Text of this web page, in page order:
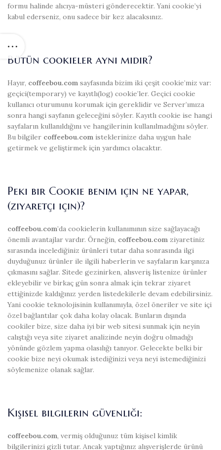
formu halinde alıcıya-müsteri gönderecektir. Yani cookie’yi
kabul ederseniz, onu sadece bir kez alacaksınız.
Bütün cookieler aynı mıdır?
Hayır, coffeebou.com sayfasında bizim iki çeşit cookie’miz var:
geçici(temporary) ve kayıtlı(log) cookie’ler. Geçici cookie
kullanıcı oturumunu korumak için gereklidir ve Server’ımıza
sonra hangi sayfanın geleceğini söyler. Kayıtlı cookie ise hangi
sayfaların kullanıldığını ve hangilerinin kullanılmadığını söyler.
Bu bilgiler coffeebou.com isteklerinize daha uygun hale
getirmek ve geliştirmek için yardımcı olacaktır.
Peki bir Cookie benim için ne yapar,
(ziyaretçi için)?
coffeebou.com’da cookielerin kullanımının size sağlayacağı
önemli avantajlar vardır. Örneğin, coffeebou.com ziyaretiniz
sırasında incelediğiniz ürünleri tutar daha sonrasında ilgi
duyduğunuz ürünler ile ilgili haberlerin ve sayfaların karşınıza
çıkmasını sağlar. Sitede gezinirken, alısveriş listenize ürünler
ekleyebilir ve birkaç gün sonra almak için tekrar ziyaret
ettiğinizde kaldığınız yerden listedekilerle devam edebilirsiniz.
Yani cookie teknolojisinin kullanımıyla, özel öneriler ve site içi
özel bağlantılar çok daha kolay olacak. Bunların dışında
cookiler bize, size daha iyi bir web sitesi sunmak için neyin
calıştığı veya site ziyaret analizinde neyin doğru olmadığı
yönünde gözlem yapma olasılığı tanıyor. Gelecekte belki bir
cookie bize neyi okumak istediğinizi veya neyi istemediğinizi
söylemenize olanak sağlar.
Kişisel bilgilerin güvenliği:
coffeebou.com, vermiş olduğunuz tüm kişisel kimlik
bilgilerinizi gizli tutar. Ancak yaptığınız alışverişlerde ürünü